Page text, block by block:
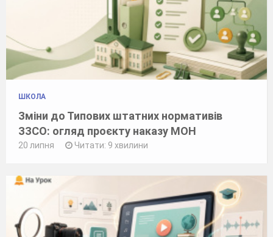
ШКОЛА
Зміни до Типових штатних нормативів
ЗЗСО: огляд проєкту наказу МОН
20 липня Читати: 9 хвилини